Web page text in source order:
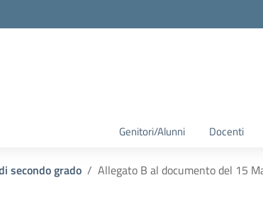
Genitori/Alunni Docenti
secondo grado Allegato B al documento del 15